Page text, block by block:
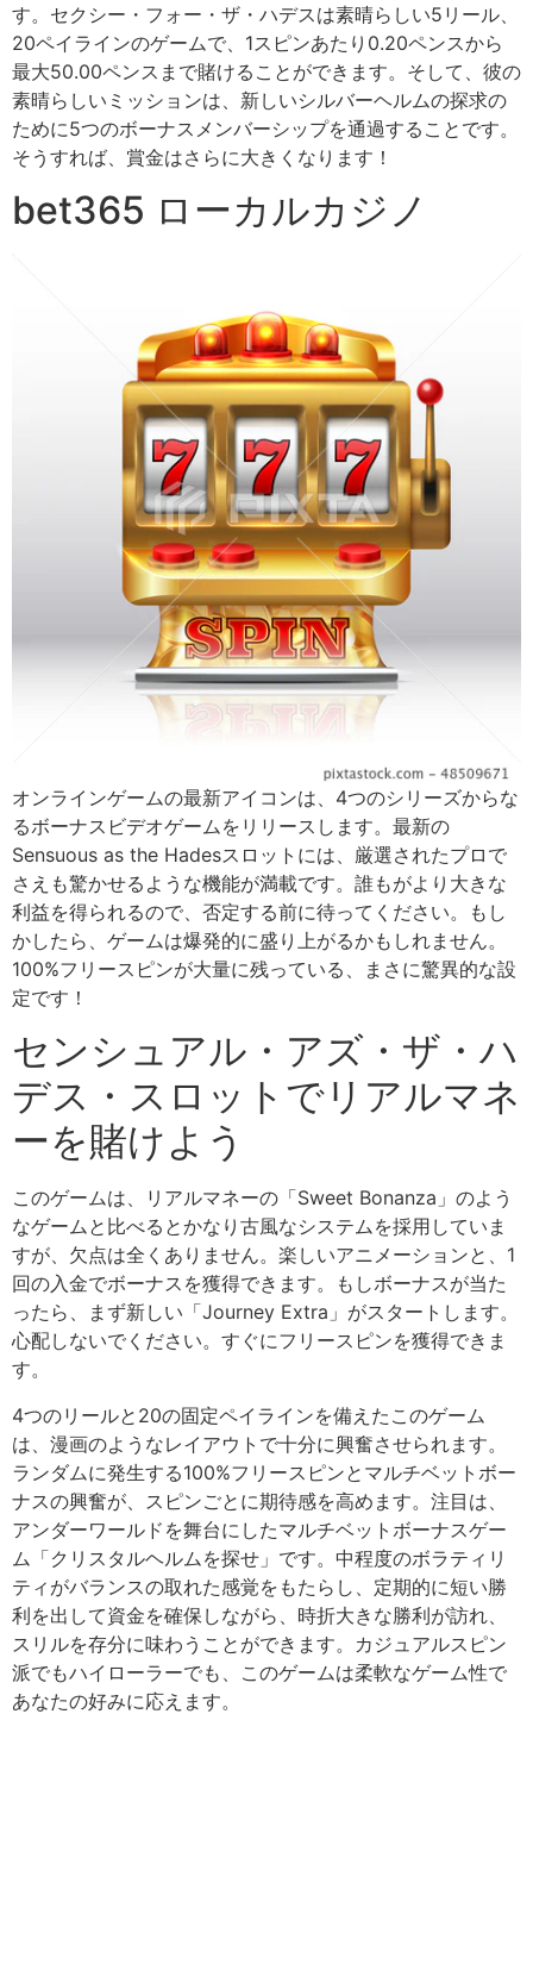
す。セクシー・フォー・ザ・ハデスは素晴らしい5リール、
20ペイラインのゲームで、1スピンあたり0.20ペンスから
最大50.00ペンスまで賭けることができます。そして、彼の
素晴らしいミッションは、新しいシルバーヘルムの探求の
ために5つのボーナスメンバーシップを通過することです。
そうすれば、賞金はさらに大きくなります！
bet365 ローカルカジノ
オンラインゲームの最新アイコンは、4つのシリーズからな
るボーナスビデオゲームをリリースします。最新の
Sensuous as the Hadesスロットには、厳選されたプロで
さえも驚かせるような機能が満載です。誰もがより大きな
利益を得られるので、否定する前に待ってください。もし
かしたら、ゲームは爆発的に盛り上がるかもしれません。
100%フリースピンが大量に残っている、まさに驚異的な設
定です！
センシュアル・アズ・ザ・ハ
デス・スロットでリアルマネ
ーを賭けよう
このゲームは、リアルマネーの「Sweet Bonanza」のよう
なゲームと比べるとかなり古風なシステムを採用していま
すが、欠点は全くありません。楽しいアニメーションと、1
回の入金でボーナスを獲得できます。もしボーナスが当た
ったら、まず新しい「Journey Extra」がスタートします。
心配しないでください。すぐにフリースピンを獲得できま
す。
4つのリールと20の固定ペイラインを備えたこのゲーム
は、漫画のようなレイアウトで十分に興奮させられます。
ランダムに発生する100%フリースピンとマルチベットボー
ナスの興奮が、スピンごとに期待感を高めます。注目は、
アンダーワールドを舞台にしたマルチベットボーナスゲー
ム「クリスタルヘルムを探せ」です。中程度のボラティリ
ティがバランスの取れた感覚をもたらし、定期的に短い勝
利を出して資金を確保しながら、時折大きな勝利が訪れ、
スリルを存分に味わうことができます。カジュアルスピン
派でもハイローラーでも、このゲームは柔軟なゲーム性で
あなたの好みに応えます。